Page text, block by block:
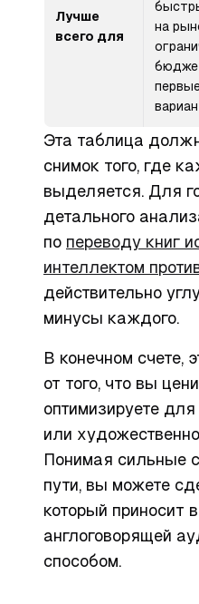
Лучше
всего для
на
Эта таблица
снимок того, где
выделяется. Для
детального
по переводу книг
интеллектом
действительно
минусы каждого.
В конечном счете,
от того, что вы
оптимизируете для
или
Понимая сильные
пути, вы можете
который приносит
англоговорящей
способом.